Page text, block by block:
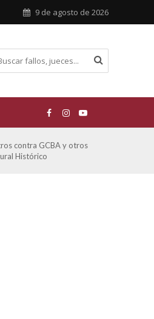
9 de agosto de 2026
contra GCBA y otros
Histórico